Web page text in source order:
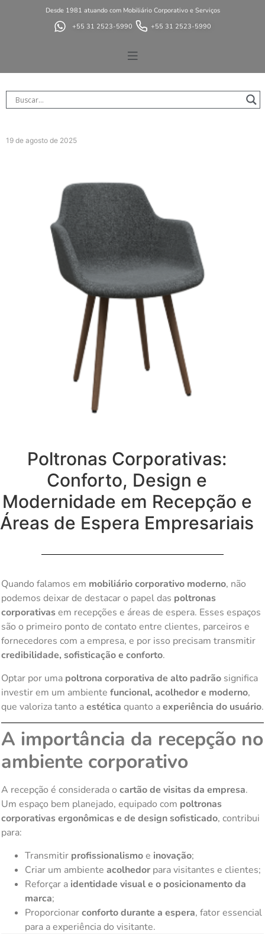
Desde 1981 atuando com Mobiliário Corporativo e Serviços
+55 31 2523-5990
+55 31 2523-5990
19 de agosto de 2025
Poltronas Corporativas:
Conforto, Design e
Modernidade em Recepção e
Áreas de Espera Empresariais
Quando falamos em mobiliário corporativo moderno, não
podemos deixar de destacar o papel das poltronas
corporativasem recepções e áreas de espera. Esses espaços
são o primeiro ponto de contato entre clientes, parceiros e
fornecedores com a empresa, e por isso precisam transmitir
credibilidade, sofisticação e conforto.
Optar por uma poltrona corporativa de alto padrão significa
investir em um ambiente funcional, acolhedor e moderno,
que valoriza tanto aestética quanto aexperiência do usuário.
A importância da recepção no
ambiente corporativo
A recepção é considerada o cartão de visitas da empresa.
Um espaço bem planejado, equipado com poltronas
corporativas ergonômicas e de design sofisticado, contribui
para:
Transmitir profissionalismoe inovação;
Criar um ambiente acolhedor para visitantes e clientes;
Reforçar a identidade visual e o posicionamento da
marca;
Proporcionarconforto durante a espera, fator essencial
para a experiência do visitante.